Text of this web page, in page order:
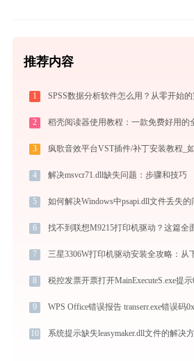
推荐内容
1
2
3 疯歌音效平台VST插件/补丁安装教程_
4 解决msvcr71.dll缺失问题：步骤和技巧
5 如何解决Windows中psapi.dll文件丢失的
6
7
8
9 WPS Office错误报告 transerr.exe错误码
10 系统提示缺失leasymaker.dll文件的解决